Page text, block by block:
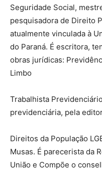
Seguridade Social,
pesquisadora de Direito
atualmente vinculada à
do Paraná. É escritora,
obras jurídicas:
Limbo
Trabalhista
previdenciária, pela
Direitos da População
Musas. É parecerista da
União e Compõe o